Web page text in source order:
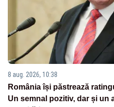
8 aug. 2026, 10:38
România își păstrează
Un semnal pozitiv, dar și un